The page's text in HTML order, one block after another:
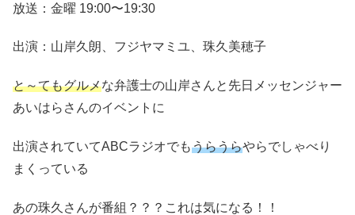
放送：金曜 19:00〜19:30
出演：山岸久朗、フジヤマミユ、珠久美穂子
と～てもグルメな弁護士の山岸さんと先日メッセンジャー
あいはらさんのイベントに
出演されていてABCラジオでもうらうらやらでしゃべり
まくっている
あの珠久さんが番組？？？これは気になる！！